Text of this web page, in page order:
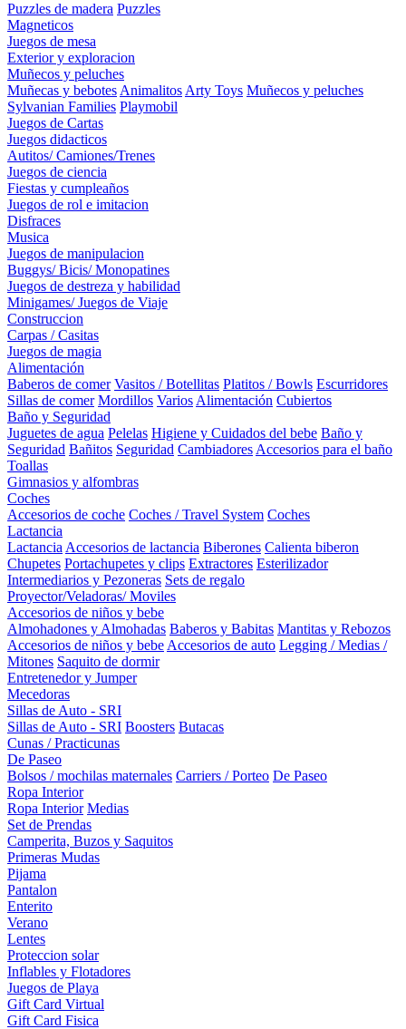
Puzzles de madera Puzzles
Magneticos
Juegos de mesa
Exterior y exploracion
Muñecos y peluches
Muñecas y bebotes Animalitos Arty Toys Muñecos y peluches
Sylvanian Families Playmobil
Juegos de Cartas
Juegos didacticos
Autitos/ Camiones/Trenes
Juegos de ciencia
Fiestas y cumpleaños
Juegos de rol e imitacion
Disfraces
Musica
Juegos de manipulacion
Buggys/ Bicis/ Monopatines
Juegos de destreza y habilidad
Minigames/ Juegos de Viaje
Construccion
Carpas / Casitas
Juegos de magia
Alimentación
Baberos de comer Vasitos / Botellitas Platitos / Bowls Escurridores
Sillas de comer Mordillos Varios Alimentación Cubiertos
Baño y Seguridad
Juguetes de agua Pelelas Higiene y Cuidados del bebe Baño y
Seguridad Bañitos Seguridad Cambiadores Accesorios para el baño
Toallas
Gimnasios y alfombras
Coches
Accesorios de coche Coches / Travel System Coches
Lactancia
Lactancia Accesorios de lactancia Biberones Calienta biberon
Chupetes Portachupetes y clips Extractores Esterilizador
Intermediarios y Pezoneras Sets de regalo
Proyector/Veladoras/ Moviles
Accesorios de niños y bebe
Almohadones y Almohadas Baberos y Babitas Mantitas y Rebozos
Accesorios de niños y bebe Accesorios de auto Legging / Medias /
Mitones Saquito de dormir
Entretenedor y Jumper
Mecedoras
Sillas de Auto - SRI
Sillas de Auto - SRI Boosters Butacas
Cunas / Practicunas
De Paseo
Bolsos / mochilas maternales Carriers / Porteo De Paseo
Ropa Interior
Ropa Interior Medias
Set de Prendas
Camperita, Buzos y Saquitos
Primeras Mudas
Pijama
Pantalon
Enterito
Verano
Lentes
Proteccion solar
Inflables y Flotadores
Juegos de Playa
Gift Card Virtual
Gift Card Fisica